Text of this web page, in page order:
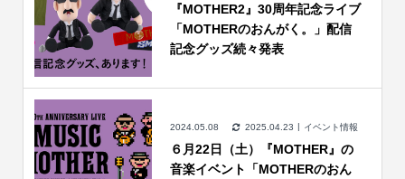
『MOTHER2』30周年記念ライブ
「MOTHERのおんがく。」配信
記念グッズ続々発表
2024.05.08 2025.04.23 イベント情報
６月22日（土）『MOTHER』の
音楽イベント「MOTHERのおん